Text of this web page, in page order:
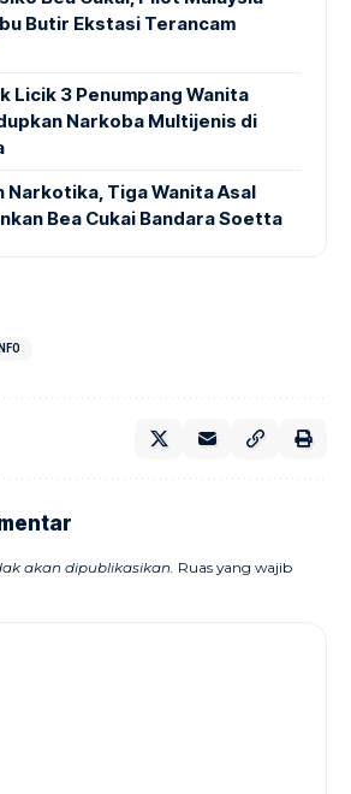
Butir Ekstasi Terancam
Licik 3 Penumpang Wanita
Narkoba Multijenis di
Narkotika, Tiga Wanita Asal
Bea Cukai Bandara Soetta
akan dipublikasikan. Ruas yang wajib